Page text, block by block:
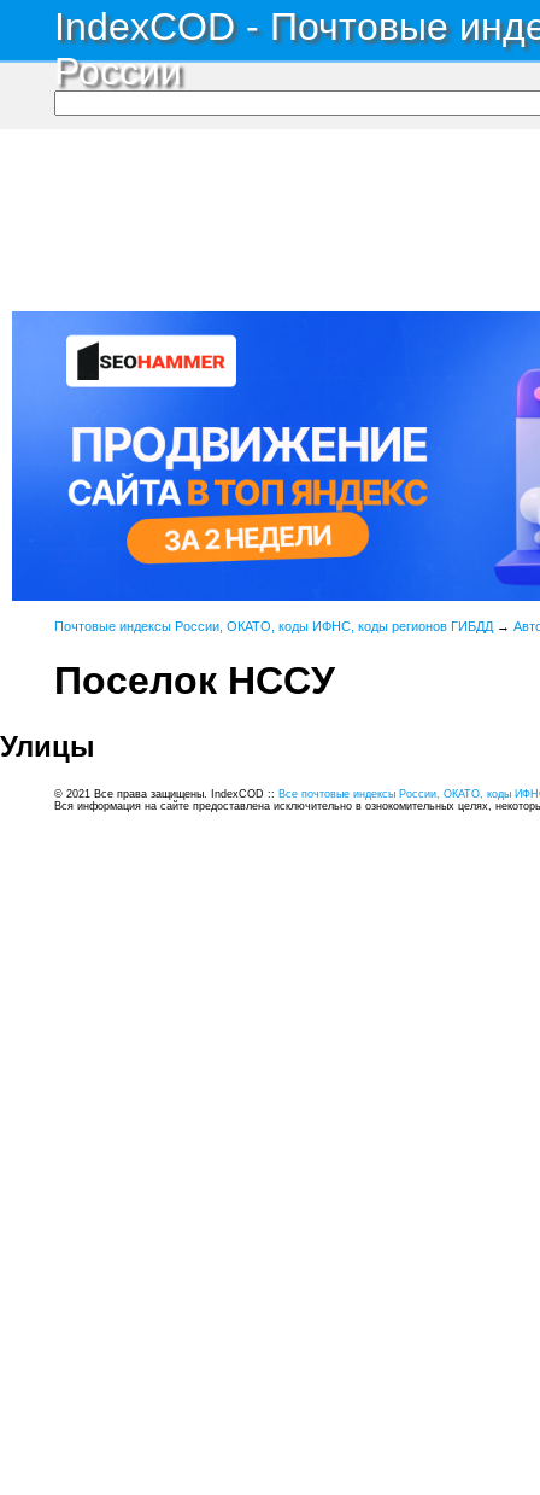
IndexCOD - Почтовые
России
Почтовые индексы России, ОКАТО, коды ИФНС, коды регионов ГИБДД →
Поселок НССУ
Улицы
© 2021 Все права защищены. IndexCOD :: Все почтовые индексы России, ОКАТО, коды
Вся информация на сайте предоставлена исключительно в ознокомительных целях,